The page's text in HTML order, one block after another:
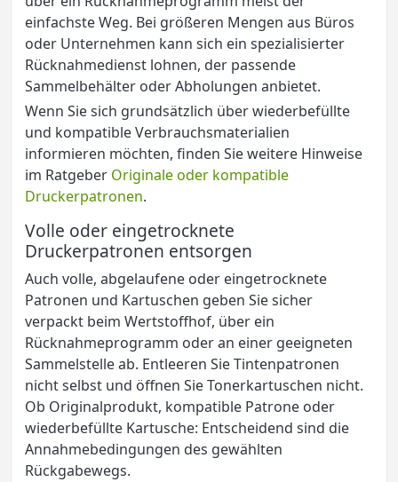
einfachste Weg. Bei größeren Mengen aus Büros
oder Unternehmen kann sich ein spezialisierter
Rücknahmedienst lohnen, der passende
Sammelbehälter oder Abholungen anbietet.
Wenn Sie sich grundsätzlich über wiederbefüllte
und kompatible Verbrauchsmaterialien
informieren möchten, finden Sie weitere Hinweise
im Ratgeber Originale oder kompatible
Druckerpatronen.
Volle oder eingetrocknete
Druckerpatronen entsorgen
Auch volle, abgelaufene oder eingetrocknete
Patronen und Kartuschen geben Sie sicher
verpackt beim Wertstoffhof, über ein
Rücknahmeprogramm oder an einer geeigneten
Sammelstelle ab. Entleeren Sie Tintenpatronen
nicht selbst und öffnen Sie Tonerkartuschen nicht.
Ob Originalprodukt, kompatible Patrone oder
wiederbefüllte Kartusche: Entscheidend sind die
Annahmebedingungen des gewählten
Rückgabewegs.